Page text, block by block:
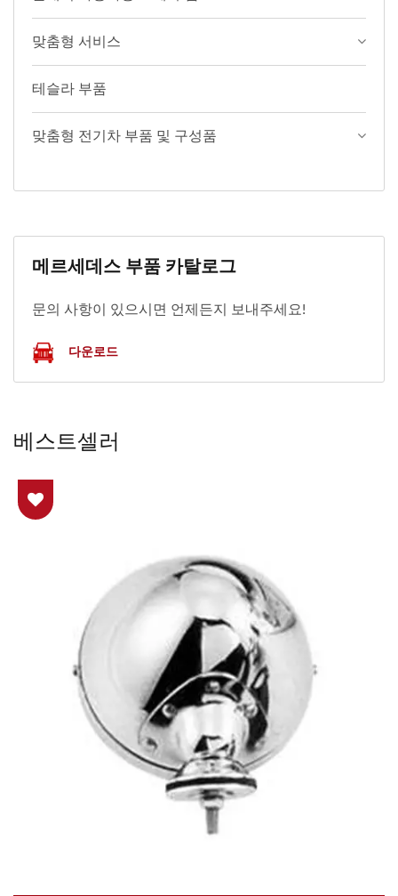
맞춤형 서비스
테슬라 부품
맞춤형 전기차 부품 및 구성품
메르세데스 부품 카탈로그
문의 사항이 있으시면 언제든지 보내주세요!
다운로드
베스트셀러